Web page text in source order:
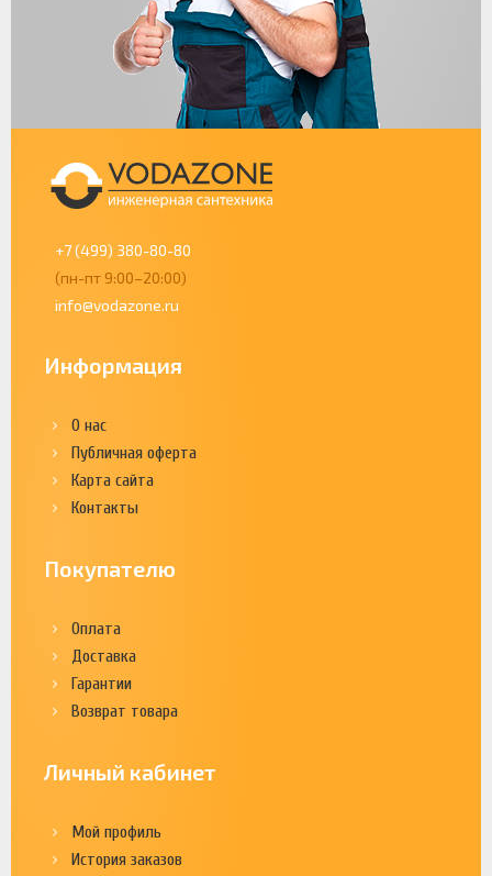
+7 (499) 380-80-80
(пн-пт 9:00–20:00)
info@vodazone.ru
Информация
О нас
Публичная оферта
Карта сайта
Контакты
Покупателю
Оплата
Доставка
Гарантии
Возврат товара
Личный кабинет
Мой профиль
История заказов